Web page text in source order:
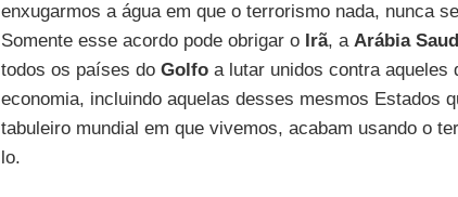
enxugarmos a água em que o terrorismo nada, nunca
Somente esse acordo pode obrigar o Irã, a Arábia
todos os países do Golfoa lutar unidos contra aqueles
economia, incluindo aquelas desses mesmos Estados
tabuleiro mundial em que vivemos, acabam usando o
lo.